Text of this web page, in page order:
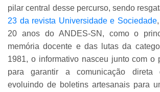
pilar central desse percurso, sendo
23 da revista Universidade e Sociedade
20 anos do ANDES-SN, como o
memória docente e das lutas da
1981, o informativo nasceu junto com o
para garantir a comunicação direta
evoluindo de boletins artesanais para